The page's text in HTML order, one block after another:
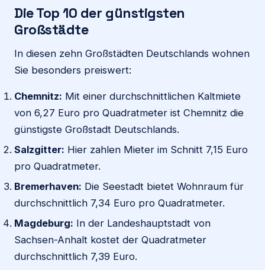
Die Top 10 der günstigsten
Großstädte
In diesen zehn Großstädten Deutschlands wohnen
Sie besonders preiswert:
Chemnitz: Mit einer durchschnittlichen Kaltmiete
von 6,27 Euro pro Quadratmeter ist Chemnitz die
günstigste Großstadt Deutschlands.
Salzgitter: Hier zahlen Mieter im Schnitt 7,15 Euro
pro Quadratmeter.
Bremerhaven: Die Seestadt bietet Wohnraum für
durchschnittlich 7,34 Euro pro Quadratmeter.
Magdeburg: In der Landeshauptstadt von
Sachsen-Anhalt kostet der Quadratmeter
durchschnittlich 7,39 Euro.